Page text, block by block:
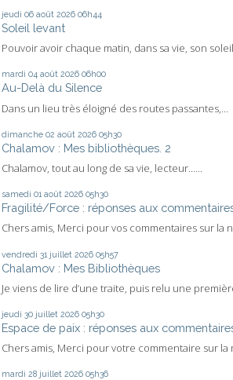
jeudi 06 août 2026 06h44
Soleil levant
Pouvoir avoir chaque matin, dans sa vie, son
mardi 04 août 2026 06h00
Au-Delà du Silence
Dans un lieu très éloigné des routes passantes,...
dimanche 02 août 2026 05h30
Chalamov : Mes bibliothèques. 2
Chalamov, tout au long de sa vie, lecteur…...
samedi 01 août 2026 05h30
Fragilité/Force : réponses aux
Chers amis, Merci pour vos commentaires sur la
vendredi 31 juillet 2026 05h57
Chalamov : Mes Bibliothèques
Je viens de lire d’une traite, puis relu une
jeudi 30 juillet 2026 05h30
Espace de paix : réponses aux
Chers amis, Merci pour votre commentaire sur la
mardi 28 juillet 2026 05h36